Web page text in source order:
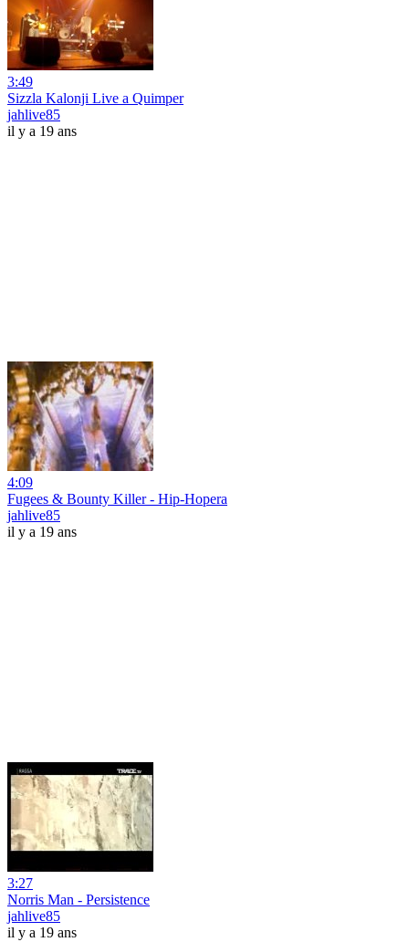
3:49
Sizzla Kalonji Live a Quimper
jahlive85
il y a 19 ans
4:09
Fugees & Bounty Killer - Hip-Hopera
jahlive85
il y a 19 ans
3:27
Norris Man - Persistence
jahlive85
il y a 19 ans